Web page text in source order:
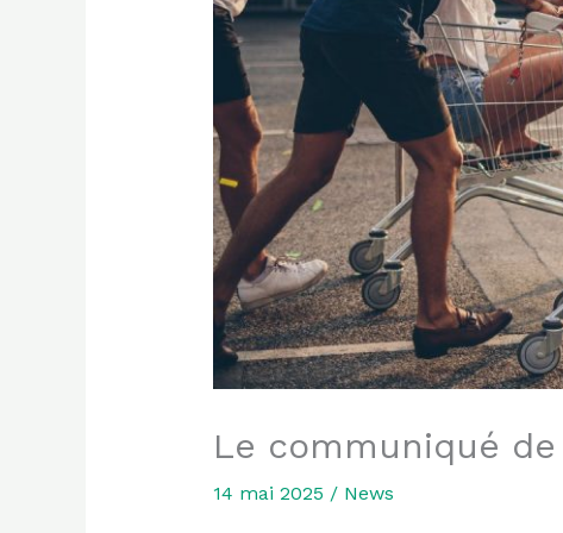
Le communiqué
14 mai 2025 / News